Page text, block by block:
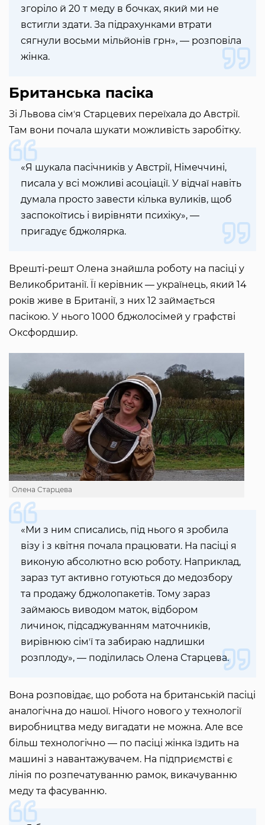
згоріло й 20 т меду в бочках, який ми не
встигли здати. За підрахунками втрати
сягнули восьми мільйонів грн», — розповіла
жінка.
Британська пасіка
Зі Львова сімʼя Старцевих переїхала до Австрії.
Там вони почала шукати можливість заробітку.
«Я шукала пасічників у Австрії, Німеччині,
писала у всі можливі асоціації. У відчаї навіть
думала просто завести кілька вуликів, щоб
заспокоїтись і вирівняти психіку», —
пригадує бджолярка.
Врешті-решт Олена знайшла роботу на пасіці у
Великобританії. Її керівник — українець, який 14
років живе в Британії, з них 12 займається
пасікою. У нього 1000 бджолосімей у графстві
Оксфордшир.
Олена Старцева
«Ми з ним списались, під нього я зробила
візу і з квітня почала працювати. На пасіці я
виконую абсолютно всю роботу. Наприклад,
зараз тут активно готуються до медозбору
та продажу бджолопакетів. Тому зараз
займаюсь виводом маток, відбором
личинок, підсаджуванням маточників,
вирівнюю сімʼї та забираю надлишки
розплоду», — поділилась Олена Старцева.
Вона розповідає, що робота на британській пасіці
аналогічна до нашої. Нічого нового у технології
виробництва меду вигадати не можна. Але все
більш технологічно — по пасіці жінка їздить на
машині з навантажувачем. На підприємстві є
лінія по розпечатуванню рамок, викачуванню
меду та фасуванню.